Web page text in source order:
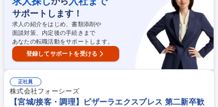
らスタートし、ホテルや商業施設の建設/開発プロジェクトなどを手掛けて
きました。売上の約3～4割が海外建設のため、将来的には海外建設にも携
われるチャンスもあります。 募集職種 【仙台】建築設計/スタンダード上
場/年休124日/働きやすい環境◎
サポートします！
求人の紹介をはじめ、書類添削や
面談対策、内定後の手続きまで
あなたの転職活動をサポートします。
登録してサポートを受ける
正社員
株式会社フォーシーズ
【宮城/接客・調理】ピザーラエクスプレス 第二新卒歓